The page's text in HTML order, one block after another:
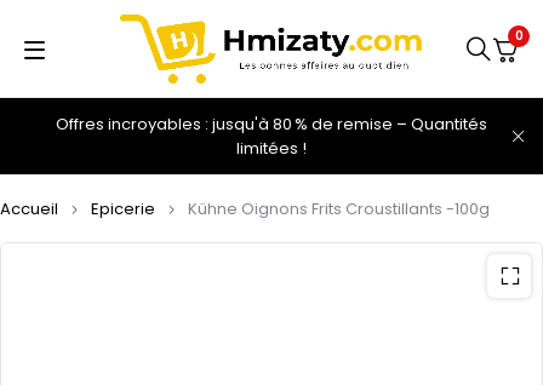
Offres incroyables : jusqu'à 80 % de remise – Quantités
limitées !
0
Accueil Epicerie Kühne Oignons Frits Croustillants -100g